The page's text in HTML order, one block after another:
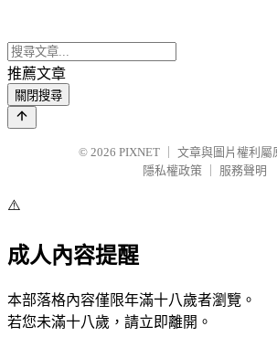
推薦文章
關閉搜尋
© 2026 PIXNET
文章與圖片權利屬
隱私權政策
服務聲明
⚠️
成人內容提醒
本部落格內容僅限年滿十八歲者瀏覽。
若您未滿十八歲，請立即離開。